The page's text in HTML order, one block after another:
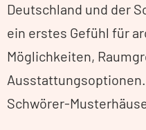
Deutschland und der
ein erstes Gefühl für
Möglichkeiten,
Schwörer-